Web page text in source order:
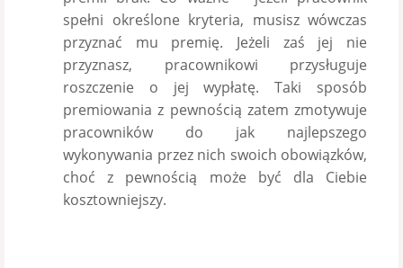
spełni określone kryteria, musisz wówczas
przyznać mu premię. Jeżeli zaś jej nie
przyznasz, pracownikowi przysługuje
roszczenie o jej wypłatę. Taki sposób
premiowania z pewnością zatem zmotywuje
pracowników do jak najlepszego
wykonywania przez nich swoich obowiązków,
choć z pewnością może być dla Ciebie
kosztowniejszy.